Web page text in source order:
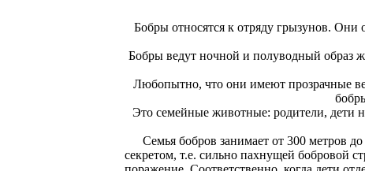
Бобры относятся к отряду грызунов. Они
Бобры ведут ночной и полуводный образ
Любопытно, что они имеют прозрачные
Это семейные животные: родители, дети
Семья бобров занимает от 300 метров
секретом, т.е. сильно пахнущей бобровой